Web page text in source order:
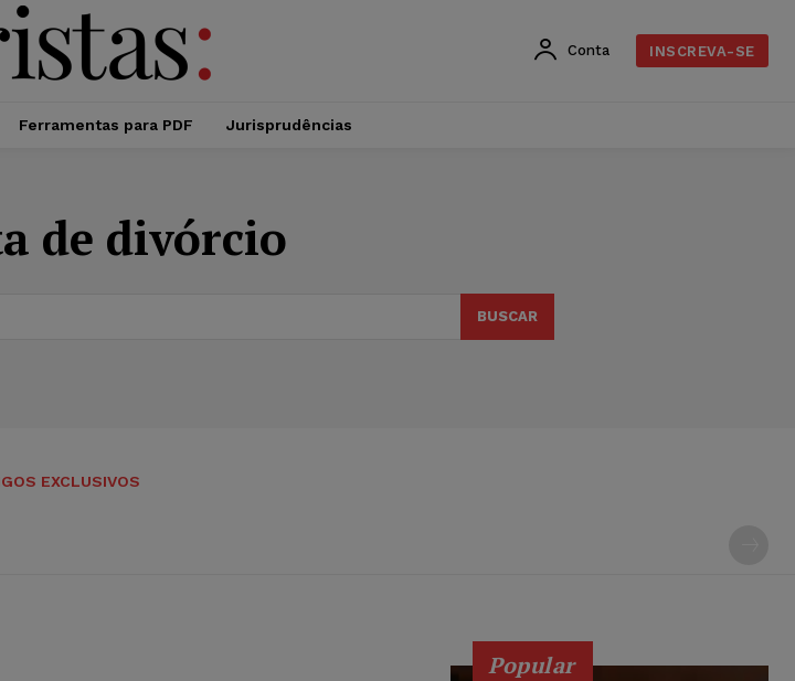
Conta INSCREVA-SE
Ferramentas para PDF Jurisprudências
de divórcio
BUSCAR
EXCLUSIVOS
Popular